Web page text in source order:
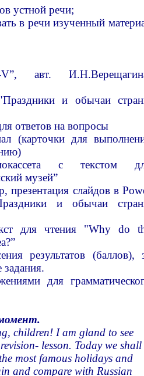
устной речи;
в речи изученный
авт.
и обычаи
ответов на вопросы
(карточки для
с текстом
музей”
презентация слайдов в
и обычаи
для чтения "Why do
результатов (баллов),
задания.
для
children! I am gland to see
lesson. Today we shall
most famous holidays and
and compare with Russian